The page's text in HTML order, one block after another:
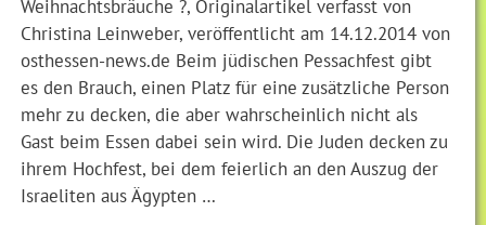
Weihnachtsbräuche ?, Originalartikel verfasst von
Christina Leinweber, veröffentlicht am 14.12.2014 von
osthessen-news.de Beim jüdischen Pessachfest gibt
es den Brauch, einen Platz für eine zusätzliche Person
mehr zu decken, die aber wahrscheinlich nicht als
Gast beim Essen dabei sein wird. Die Juden decken zu
ihrem Hochfest, bei dem feierlich an den Auszug der
Israeliten aus Ägypten …